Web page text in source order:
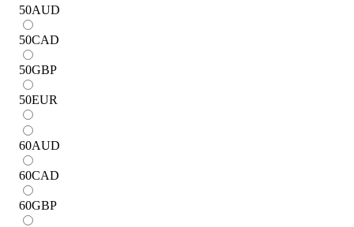
50AUD
50CAD
50GBP
50EUR
60AUD
60CAD
60GBP